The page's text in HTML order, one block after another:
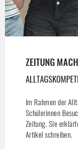
ZEITUNG
Im Rahmen der
Schülerinnen
Zeitung. Sie
Artikel schreiben.